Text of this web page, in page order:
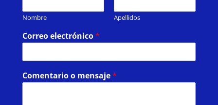
Nombre Apellidos
Correo electrónico*
Comentario o mensaje*